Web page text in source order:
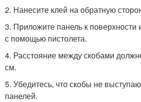
2. Нанесите клей на обратную
3. Приложите панель к поверхности
с помощью пистолета.
4. Расстояние между скобами
см.
5. Убедитесь, что скобы не
панелей.